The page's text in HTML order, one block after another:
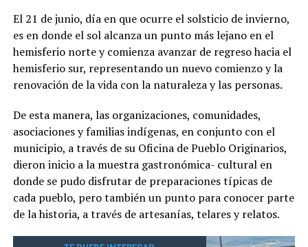
El 21 de junio, día en que ocurre el solsticio de invierno,
es en donde el sol alcanza un punto más lejano en el
hemisferio norte y comienza avanzar de regreso hacia el
hemisferio sur, representando un nuevo comienzo y la
renovación de la vida con la naturaleza y las personas.
De esta manera, las organizaciones, comunidades,
asociaciones y familias indígenas, en conjunto con el
municipio, a través de su Oficina de Pueblo Originarios,
dieron inicio a la muestra gastronómica- cultural en
donde se pudo disfrutar de preparaciones típicas de
cada pueblo, pero también un punto para conocer parte
de la historia, a través de artesanías, telares y relatos.